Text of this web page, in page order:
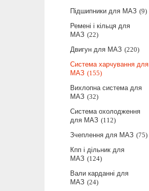
Підшипники для МАЗ 9
Ремені і кільця для
МАЗ 22
Двигун для МАЗ 220
Система харчування для
МАЗ
155
Вихлопна система для
МАЗ 32
Система охолодження
для МАЗ
112
Зчеплення для МАЗ 75
Кпп і дільник для
МАЗ
124
Вали карданні для
МАЗ 24